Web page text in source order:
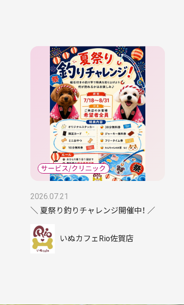
2026.07.21
＼ 夏祭り釣りチャレンジ開催中！ ／
いぬカフェRio佐賀店